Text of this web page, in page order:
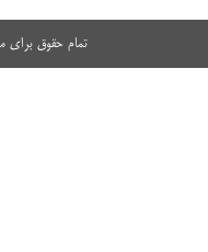
تمام حقوق برای